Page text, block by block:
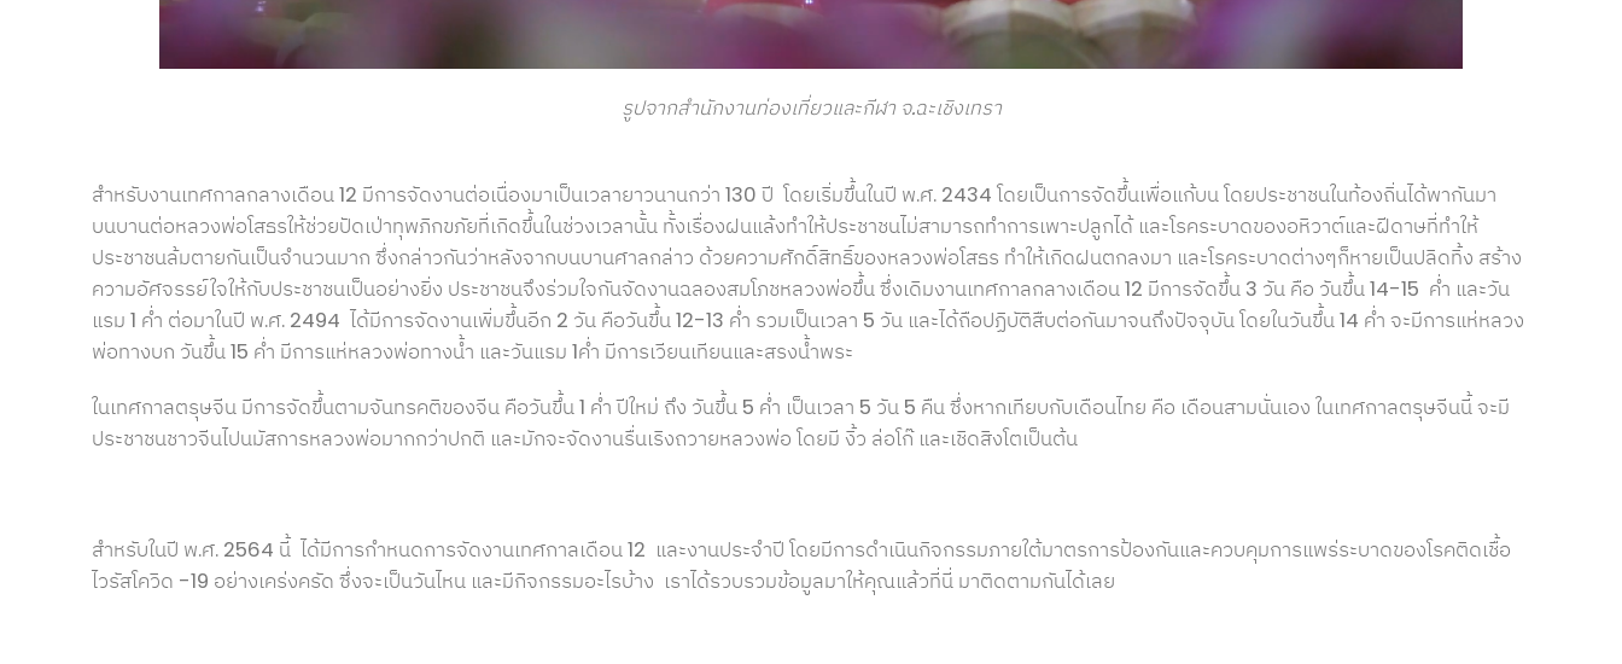
รูปจากสำนักงานท่องเที่ยวและกีฬา จ.ฉะเชิงเทรา
สำหรับงานเทศกาลกลางเดือน 12 มีการจัดงานต่อเนื่องมาเป็นเวลายาวนานกว่า 130 ปี โดยเริ่มขึ้นในปี พ.ศ. 2434 โดยเป็นการจัดขึ้นเพื่อแก้บน โดยประชาชนในท้องถิ่นได้พากันมา
บนบานต่อหลวงพ่อโสธรให้ช่วยปัดเป่าทุพภิกขภัยที่เกิดขึ้นในช่วงเวลานั้น ทั้งเรื่องฝนแล้งทำให้ประชาชนไม่สามารถทำการเพาะปลูกได้ และโรคระบาดของอหิวาต์และฝีดาษที่ทำให้
ประชาชนล้มตายกันเป็นจำนวนมาก ซึ่งกล่าวกันว่าหลังจากบนบานศาลกล่าว ด้วยความศักดิ์สิทธิ์ของหลวงพ่อโสธร ทำให้เกิดฝนตกลงมา และโรคระบาดต่างๆก็หายเป็นปลิดทิ้ง สร้าง
ความอัศจรรย์ใจให้กับประชาชนเป็นอย่างยิ่ง ประชาชนจึงร่วมใจกันจัดงานฉลองสมโภชหลวงพ่อขึ้น ซึ่งเดิมงานเทศกาลกลางเดือน 12 มีการจัดขึ้น 3 วัน คือ วันขึ้น 14-15 ค่ำ และวัน
แรม 1 ค่ำ ต่อมาในปี พ.ศ. 2494 ได้มีการจัดงานเพิ่มขึ้นอีก 2 วัน คือวันขึ้น 12-13 ค่ำ รวมเป็นเวลา 5 วัน และได้ถือปฏิบัติสืบต่อกันมาจนถึงปัจจุบัน โดยในวันขึ้น 14 ค่ำ จะมีการแห่หลวง
พ่อทางบก วันขึ้น 15 ค่ำ มีการแห่หลวงพ่อทางน้ำ และวันแรม 1ค่ำ มีการเวียนเทียนและสรงน้ำพระ
ในเทศกาลตรุษจีน มีการจัดขึ้นตามจันทรคติของจีน คือวันขึ้น 1 ค่ำ ปีใหม่ ถึง วันขึ้น 5 ค่ำ เป็นเวลา 5 วัน 5 คืน ซึ่งหากเทียบกับเดือนไทย คือ เดือนสามนั่นเอง ในเทศกาลตรุษจีนนี้ จะมี
ประชาชนชาวจีนไปนมัสการหลวงพ่อมากกว่าปกติ และมักจะจัดงานรื่นเริงถวายหลวงพ่อ โดยมี งิ้ว ล่อโก๊ และเชิดสิงโตเป็นต้น
สำหรับในปี พ.ศ. 2564 นี้ ได้มีการกำหนดการจัดงานเทศกาลเดือน 12 และงานประจำปี โดยมีการดำเนินกิจกรรมภายใต้มาตรการป้องกันและควบคุมการแพร่ระบาดของโรคติดเชื้อ
ไวรัสโควิด -19 อย่างเคร่งครัด ซึ่งจะเป็นวันไหน และมีกิจกรรมอะไรบ้าง เราได้รวบรวมข้อมูลมาให้คุณแล้วที่นี่ มาติดตามกันได้เลย